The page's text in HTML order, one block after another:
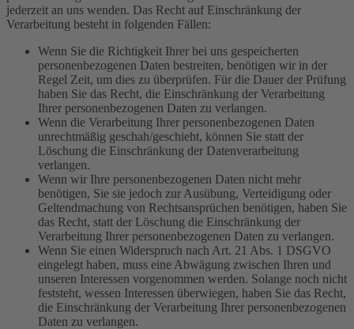
jederzeit an uns wenden. Das Recht auf Einschränkung der
Verarbeitung besteht in folgenden Fällen:
Wenn Sie die Richtigkeit Ihrer bei uns gespeicherten
personenbezogenen Daten bestreiten, benötigen wir in der
Regel Zeit, um dies zu überprüfen. Für die Dauer der Prüfung
haben Sie das Recht, die Einschränkung der Verarbeitung
Ihrer personenbezogenen Daten zu verlangen.
Wenn die Verarbeitung Ihrer personenbezogenen Daten
unrechtmäßig geschah/geschieht, können Sie statt der
Löschung die Einschränkung der Datenverarbeitung
verlangen.
Wenn wir Ihre personenbezogenen Daten nicht mehr
benötigen, Sie sie jedoch zur Ausübung, Verteidigung oder
Geltendmachung von Rechtsansprüchen benötigen, haben Sie
das Recht, statt der Löschung die Einschränkung der
Verarbeitung Ihrer personenbezogenen Daten zu verlangen.
Wenn Sie einen Widerspruch nach Art. 21 Abs. 1 DSGVO
eingelegt haben, muss eine Abwägung zwischen Ihren und
unseren Interessen vorgenommen werden. Solange noch nicht
feststeht, wessen Interessen überwiegen, haben Sie das Recht,
die Einschränkung der Verarbeitung Ihrer personenbezogenen
Daten zu verlangen.